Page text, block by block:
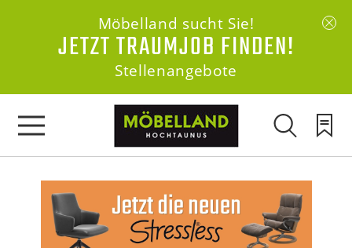
Möbelland sucht Sie!
JETZT TRAUMJOB FINDEN!
Stellenangebote